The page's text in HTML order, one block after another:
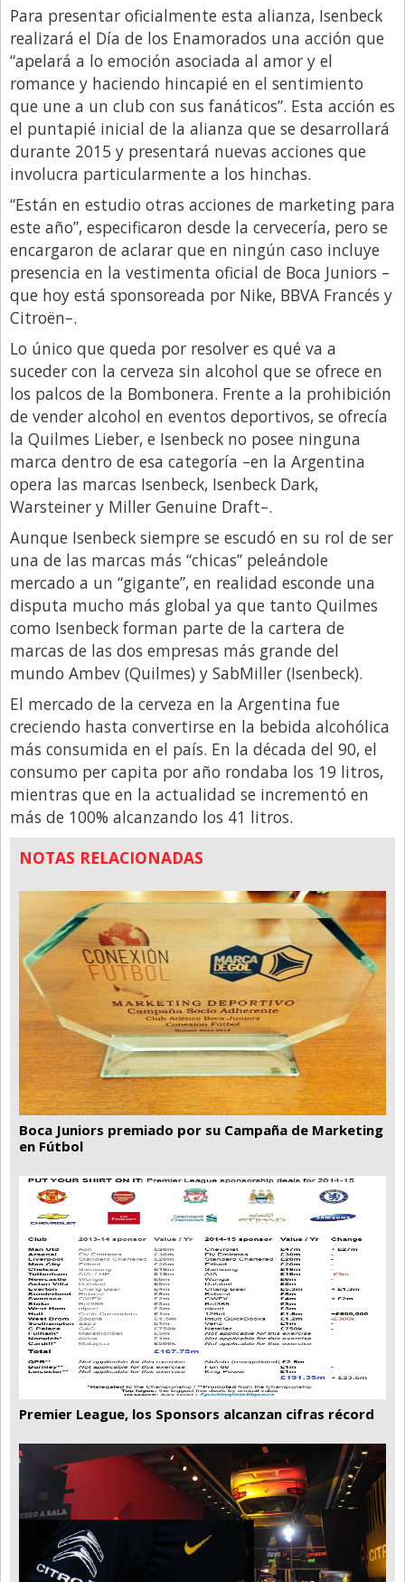
Medios
Millonarios
Minuto Lanzamiento
Negocios
Opinion
País
Política
Publicidad y Marketing
Real Estate y Propiedades
Responsabilidad Social
Salidas
Santa Fe
Show Business
Sociedad
Tecnología
Tendencias
Para presentar oficialmente esta alianza, Isenbeck
realizará el Día de los Enamorados una acción que
“apelará a lo emoción asociada al amor y el
romance y haciendo hincapié en el sentimiento
que une a un club con sus fanáticos”. Esta acción es
el puntapié inicial de la alianza que se desarrollará
durante 2015 y presentará nuevas acciones que
involucra particularmente a los hinchas.
“Están en estudio otras acciones de marketing para
este año”, especificaron desde la cervecería, pero se
encargaron de aclarar que en ningún caso incluye
presencia en la vestimenta oficial de Boca Juniors –
que hoy está sponsoreada por Nike, BBVA Francés y
Citroën–.
Lo único que queda por resolver es qué va a
suceder con la cerveza sin alcohol que se ofrece en
los palcos de la Bombonera. Frente a la prohibición
de vender alcohol en eventos deportivos, se ofrecía
la Quilmes Lieber, e Isenbeck no posee ninguna
marca dentro de esa categoría –en la Argentina
opera las marcas Isenbeck, Isenbeck Dark,
Warsteiner y Miller Genuine Draft–.
Aunque Isenbeck siempre se escudó en su rol de ser
una de las marcas más “chicas” peleándole
mercado a un “gigante”, en realidad esconde una
disputa mucho más global ya que tanto Quilmes
como Isenbeck forman parte de la cartera de
marcas de las dos empresas más grande del
mundo Ambev (Quilmes) y SabMiller (Isenbeck).
El mercado de la cerveza en la Argentina fue
creciendo hasta convertirse en la bebida alcohólica
más consumida en el país. En la década del 90, el
consumo per capita por año rondaba los 19 litros,
mientras que en la actualidad se incrementó en
más de 100% alcanzando los 41 litros.
NOTAS RELACIONADAS
Boca Juniors premiado por su Campaña de Marketing
en Fútbol
Premier League, los Sponsors alcanzan cifras récord